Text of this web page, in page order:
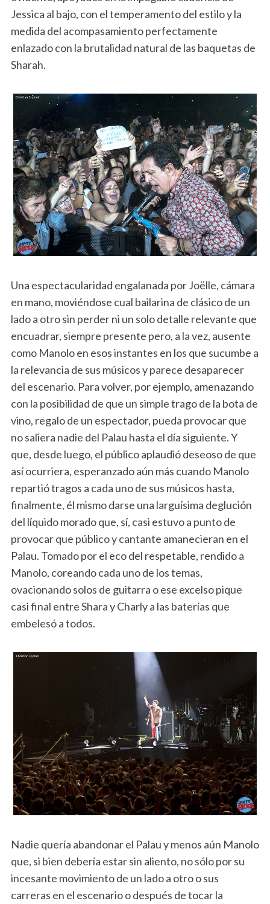
Jessica al bajo, con el temperamento del estilo y la
medida del acompasamiento perfectamente
enlazado con la brutalidad natural de las baquetas de
Sharah.
Una espectacularidad engalanada por Joëlle, cámara
en mano, moviéndose cual bailarina de clásico de un
lado a otro sin perder ni un solo detalle relevante que
encuadrar, siempre presente pero, a la vez, ausente
como Manolo en esos instantes en los que sucumbe a
la relevancia de sus músicos y parece desaparecer
del escenario. Para volver, por ejemplo, amenazando
con la posibilidad de que un simple trago de la bota de
vino, regalo de un espectador, pueda provocar que
no saliera nadie del Palau hasta el día siguiente. Y
que, desde luego, el público aplaudió deseoso de que
así ocurriera, esperanzado aún más cuando Manolo
repartió tragos a cada uno de sus músicos hasta,
finalmente, él mismo darse una larguísima deglución
del líquido morado que, sí, casi estuvo a punto de
provocar que público y cantante amanecieran en el
Palau. Tomado por el eco del respetable, rendido a
Manolo, coreando cada uno de los temas,
ovacionando solos de guitarra o ese excelso pique
casi final entre Shara y Charly a las baterías que
embelesó a todos.
Nadie quería abandonar el Palau y menos aún Manolo
que, si bien debería estar sin aliento, no sólo por su
incesante movimiento de un lado a otro o sus
carreras en el escenario o después de tocar la